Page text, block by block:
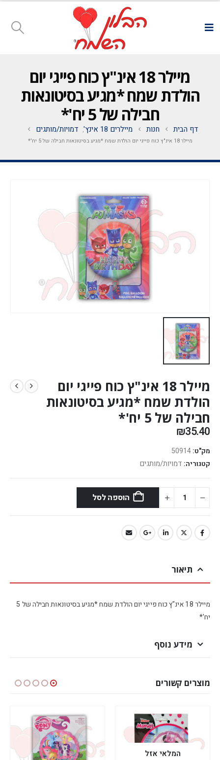
מיילר 18 אינ"ץ כוח פייגי יום
הולדת שמח *מגיע בסיטונאות
חבילה של 5 יח'*
דף הבית חנות מיילרים 18 אינץ' , דמויות/מותגים
מיילר 18 אינ"ץ כוח פייגי יום הולדת שמח *מגיע בסיטונאות חבילה של 5 יח'*
מיילר 18 אינ"ץ כוח פייגי יום
הולדת שמח *מגיע בסיטונאות
חבילה של 5 יח'*
₪35.40
מק"ט: 50914
קטגוריה: דמויות/מותגים
הוספה לסל
תיאור
מיילר 18 אינ"ץ כוח פייגי יום הולדת שמח *מגיע בסיטונאות חבילה של 5
יח'*
מידע נוסף
מוצרים קשורים